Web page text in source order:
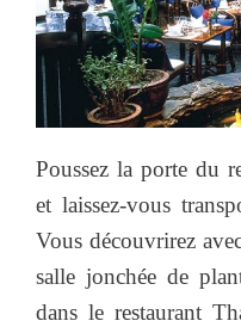
Poussez la porte du
et laissez-vous
Vous découvrirez
salle jonchée de
dans le restaurant